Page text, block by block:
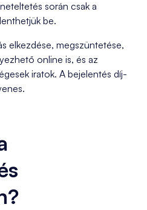
során csak a
be.
elkezdése, megszüntetése,
online is, és az
iratok. A bejelentés díj-